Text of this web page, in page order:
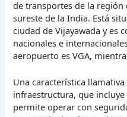
de transportes de la región
sureste de la India. Está
ciudad de Vijayawada y es
nacionales e
aeropuerto es VGA,
Una característica
infraestructura, que
permite operar con